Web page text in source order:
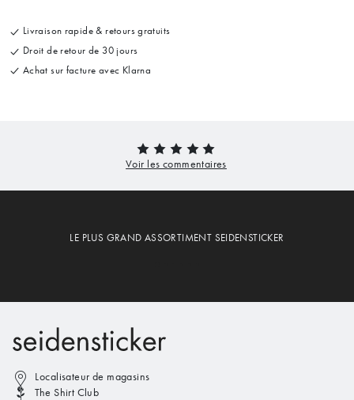
Livraison rapide & retours gratuits
Droit de retour de 30 jours
Achat sur facture avec Klarna
LE PLUS GRAND ASSORTIMENT SEIDENSTICKER
Localisateur de magasins
The Shirt Club